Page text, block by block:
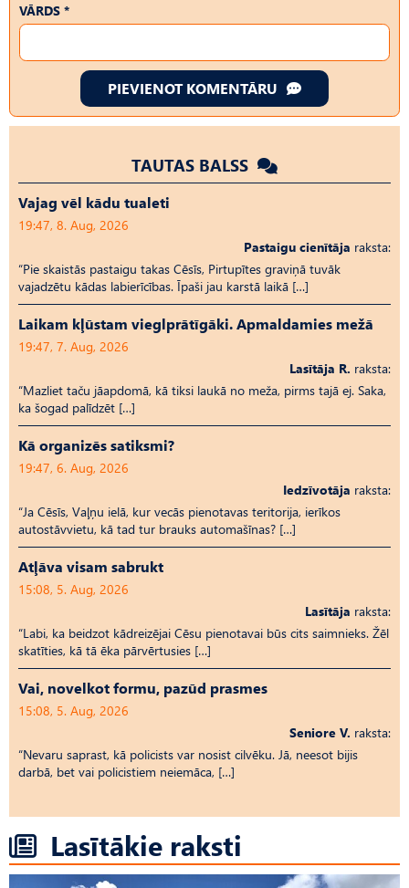
VĀRDS *
PIEVIENOT KOMENTĀRU
TAUTAS BALSS
Vajag vēl kādu tualeti
19:47, 8. Aug, 2026
Pastaigu cienītāja raksta:
“Pie skaistās pastaigu takas Cēsīs, Pirtupītes graviņā tuvāk
vajadzētu kādas labierīcības. Īpaši jau karstā laikā […]
Laikam kļūstam vieglprātīgāki. Apmaldamies mežā
19:47, 7. Aug, 2026
Lasītāja R. raksta:
“Mazliet taču jāapdomā, kā tiksi laukā no meža, pirms tajā ej. Saka,
ka šogad palīdzēt […]
Kā organizēs satiksmi?
19:47, 6. Aug, 2026
Iedzīvotāja raksta:
“Ja Cēsīs, Vaļņu ielā, kur vecās pienotavas teritorija, ierīkos
autostāvvietu, kā tad tur brauks automašīnas? […]
Atļāva visam sabrukt
15:08, 5. Aug, 2026
Lasītāja raksta:
“Labi, ka beidzot kādreizējai Cēsu pienotavai būs cits saimnieks. Žēl
skatīties, kā tā ēka pārvērtusies […]
Vai, novelkot formu, pazūd prasmes
15:08, 5. Aug, 2026
Seniore V. raksta:
“Nevaru saprast, kā policists var nosist cilvēku. Jā, neesot bijis
darbā, bet vai policistiem neiemāca, […]
Lasītākie raksti